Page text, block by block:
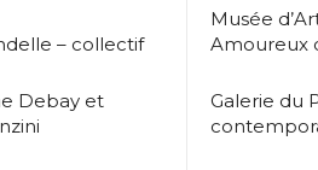
– collectif
Debay et
Musée
Amoureux
Galerie du